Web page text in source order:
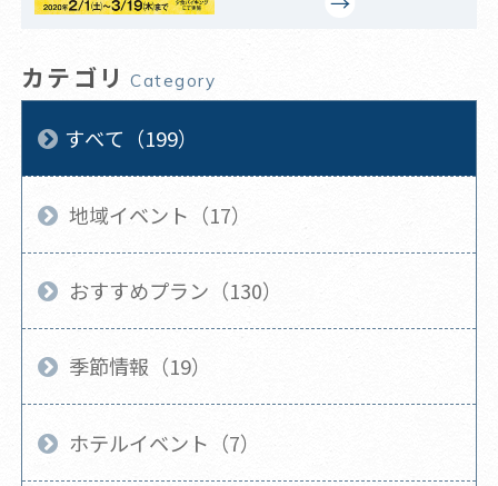
カテゴリ Category
すべて（199）
地域イベント（17）
おすすめプラン（130）
季節情報（19）
ホテルイベント（7）